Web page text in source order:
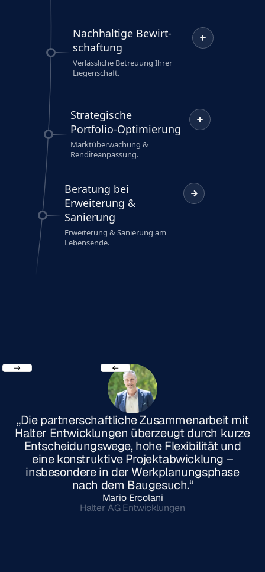
Nachhaltige Bewirt­
schaftung
Verlässliche Betreuung Ihrer
Liegenschaft.
Strategische
Portfolio-Optimierung
Marktüberwachung &
Renditeanpassung.
Beratung bei
Erweiterung &
Sanierung
Erweiterung & Sanierung am
Lebensende.
„Die partnerschaftliche Zusammenarbeit mit
Halter Entwicklungen überzeugt durch kurze
Entscheidungswege, hohe Flexibilität und
eine konstruktive Projektabwicklung –
insbesondere in der Werkplanungsphase
nach dem Baugesuch.“
Mario Ercolani
Halter AG Entwicklungen